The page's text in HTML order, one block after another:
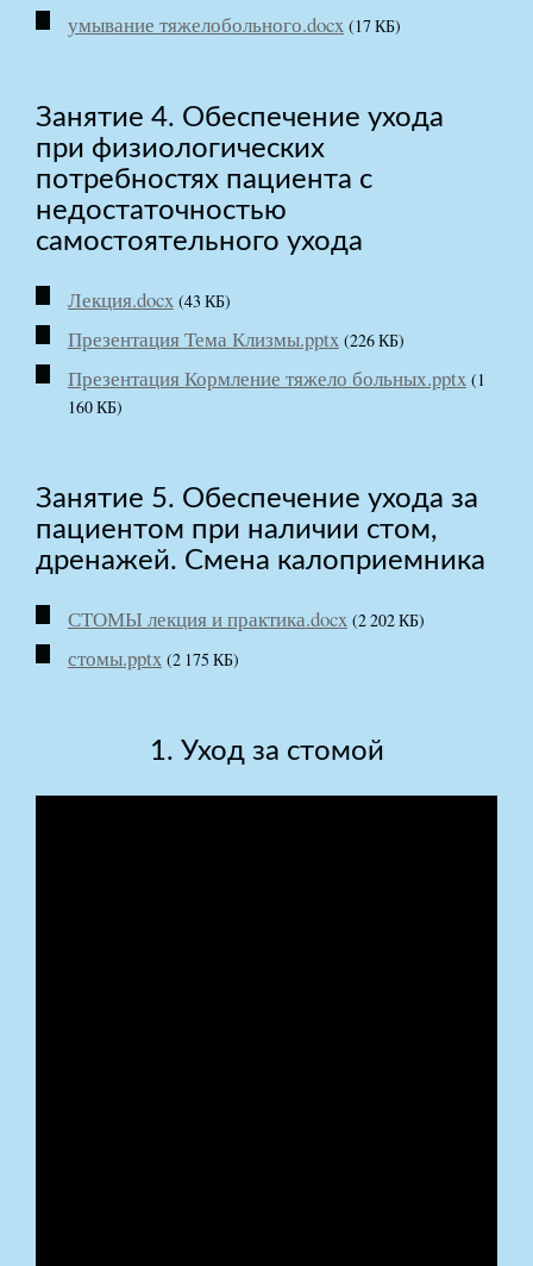
умывание тяжелобольного.docx (17 КБ)
Занятие 4. Обеспечение ухода
при физиологических
потребностях пациента с
недостаточностью
самостоятельного ухода
Лекция.docx (43 КБ)
Презентация Тема Клизмы.pptx (226 КБ)
Презентация Кормление тяжело больных.pptx (1
160 КБ)
Занятие 5. Обеспечение ухода за
пациентом при наличии стом,
дренажей. Смена калоприемника
СТОМЫ лекция и практика.docx (2 202 КБ)
стомы.pptx (2 175 КБ)
1. Уход за стомой